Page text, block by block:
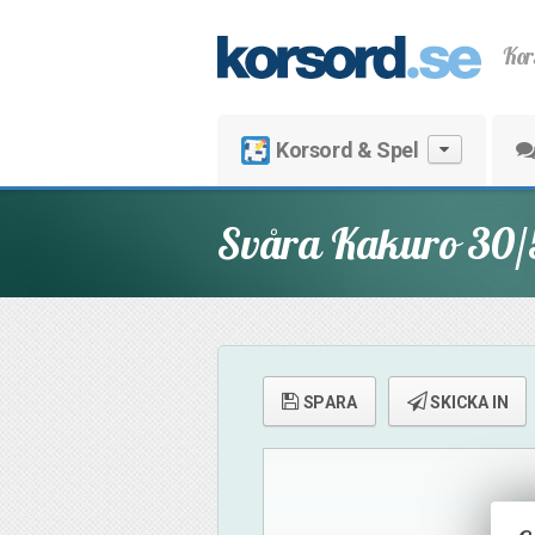
Korsord & Spel
Svåra Kakuro
SPARA SKICKA IN